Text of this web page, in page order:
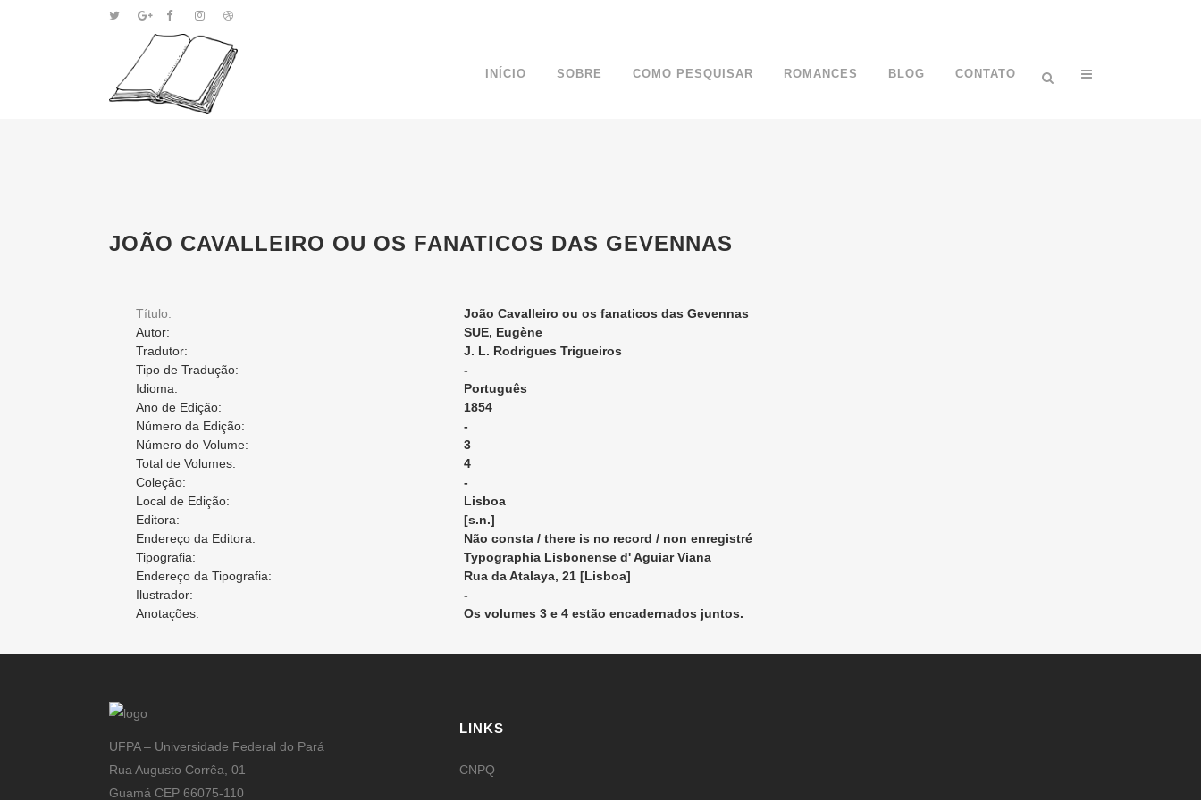
INÍCIO SOBRE COMO PESQUISAR ROMANCES BLOG CONTATO
JOÃO CAVALLEIRO OU OS FANATICOS DAS GEVENNAS
Título:
João Cavalleiro ou os fanaticos das Gevennas
Autor:
SUE, Eugène
Tradutor:
J. L. Rodrigues Trigueiros
Tipo de Tradução:
-
Idioma:
Português
Ano de Edição:
1854
Número da Edição:
-
Número do Volume:
3
Total de Volumes:
4
Coleção:
-
Local de Edição:
Lisboa
Editora:
[s.n.]
Endereço da Editora:
Não consta / there is no record / non enregistré
Tipografia:
Typographia Lisbonense d' Aguiar Viana
Endereço da Tipografia:
Rua da Atalaya, 21 [Lisboa]
Ilustrador:
-
Anotações:
Os volumes 3 e 4 estão encadernados juntos.
UFPA – Universidade Federal do Pará
Rua Augusto Corrêa, 01
Guamá CEP 66075-110
LINKS
CNPQ